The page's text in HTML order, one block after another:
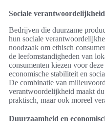
Sociale
Bedrijven die duurzame
hun sociale
noodzaak om ethisch
de leefomstandigheden van
consumenten kiezen voor
economische stabiliteit en
De combinatie van
verantwoordelijkheid maakt
praktisch, maar ook moreel
Duurzaamheid en